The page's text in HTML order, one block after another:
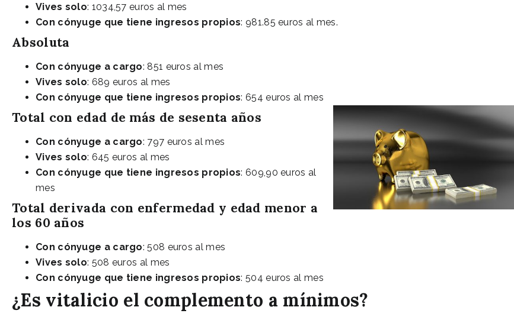
Vives solo: 1034,57 euros al mes
Con cónyuge que tiene ingresos propios: 981.85 euros al mes.
Absoluta
Con cónyuge a cargo: 851 euros al mes
Vives solo: 689 euros al mes
Con cónyuge que tiene ingresos propios: 654 euros al mes
Total con edad de más de sesenta años
Con cónyuge a cargo: 797 euros al mes
Vives solo: 645 euros al mes
Con cónyuge que tiene ingresos propios: 609,90 euros al
mes
Total derivada con enfermedad y edad menor a
los 60 años
Con cónyuge a cargo: 508 euros al mes
Vives solo: 508 euros al mes
Con cónyuge que tiene ingresos propios: 504 euros al mes
¿Es vitalicio el complemento a mínimos?